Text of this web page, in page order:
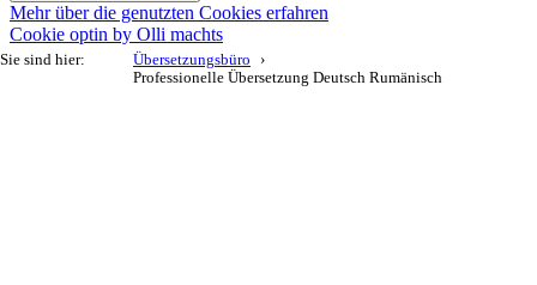
Sie sind hier:
Übersetzungsbüro
Professionelle Übersetzung Deutsch Rumänisch
Mehr über die genutzten Cookies erfahren
Cookie optin by Olli machts